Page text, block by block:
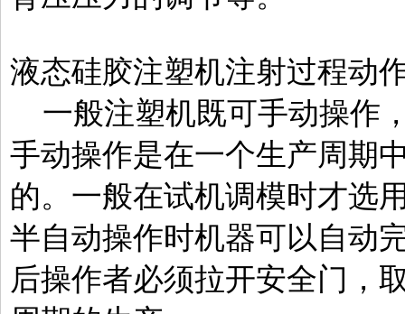
液态硅胶注塑机注射过程动
一般注塑机既可手动操作
手动操作是在一个生产周期
的。一般在试机调模时才选
半自动操作时机器可以自动
后操作者必须拉开安全门，